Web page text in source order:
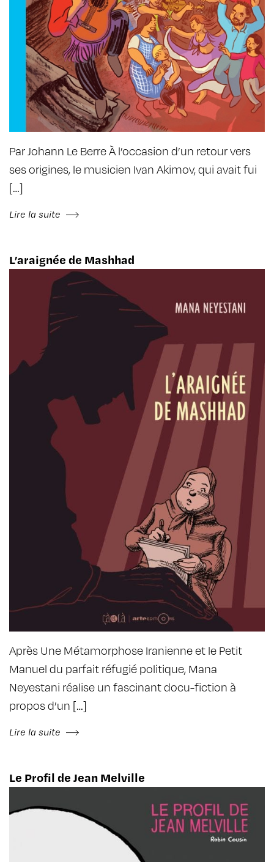
Par Johann Le Berre À l’occasion d’un retour vers
ses origines, le musicien Ivan Akimov, qui avait fui
[…]
Lire la suite
L’araignée de Mashhad
Après Une Métamorphose Iranienne et le Petit
Manuel du parfait réfugié politique, Mana
Neyestani réalise un fascinant docu-fiction à
propos d’un […]
Lire la suite
Le Profil de Jean Melville